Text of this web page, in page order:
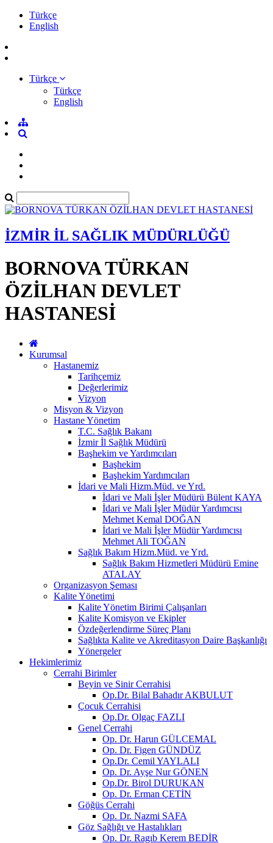
Türkçe
English
Türkçe
Türkçe
English
İZMİR İL SAĞLIK MÜDÜRLÜĞÜ
BORNOVA TÜRKAN
ÖZİLHAN DEVLET
HASTANESİ
Kurumsal
Hastanemiz
Tarihçemiz
Değerlerimiz
Vizyon
Misyon & Vizyon
Hastane Yönetim
T.C. Sağlık Bakanı
İzmir İl Sağlık Müdürü
Başhekim ve Yardımcıları
Başhekim
Başhekim Yardımcıları
İdari ve Mali Hizm.Müd. ve Yrd.
İdari ve Mali İşler Müdürü Bülent KAYA
İdari ve Mali İşler Müdür Yardımcısı
Mehmet Kemal DOĞAN
İdari ve Mali İşler Müdür Yardımcısı
Mehmet Ali TOĞAN
Sağlık Bakım Hizm.Müd. ve Yrd.
Sağlık Bakım Hizmetleri Müdürü Emine
ATALAY
Organizasyon Şeması
Kalite Yönetimi
Kalite Yönetim Birimi Çalışanları
Kalite Komisyon ve Ekipler
Özdeğerlendirme Süreç Planı
Sağlıkta Kalite ve Akreditasyon Daire Başkanlığı
Yönergeler
Hekimlerimiz
Cerrahi Birimler
Beyin ve Sinir Cerrahisi
Op.Dr. Bilal Bahadır AKBULUT
Çocuk Cerrahisi
Op.Dr. Olgaç FAZLI
Genel Cerrahi
Op. Dr. Harun GÜLCEMAL
Op. Dr. Figen GÜNDÜZ
Op.Dr. Cemil YAYLALI
Op. Dr. Ayşe Nur GÖNEN
Op.Dr. Birol DURUKAN
Op. Dr. Erman ÇETİN
Göğüs Cerrahi
Op. Dr. Nazmi SAFA
Göz Sağlığı ve Hastalıkları
Op. Dr. Ragıb Kerem BEDİR